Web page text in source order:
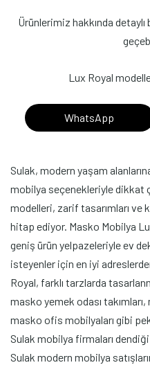
Ürünlerimiz hakkında
Lux Royal
WhatsApp
Sulak, modern yaşam
mobilya seçenekleriyle dikkat
modelleri, zarif tasarımları
hitap ediyor. Masko Mobilya
geniş ürün yelpazeleriyle ev
isteyenler için en iyi
Royal, farklı tarzlarda
masko yemek odası
masko ofis mobilyaları gibi
Sulak mobilya firmaları
Sulak modern mobilya